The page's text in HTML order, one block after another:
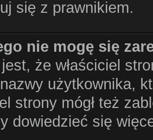
się z prawnikiem.
nie mogę się
że właściciel
nazwy użytkownika,
strony mógł też
dowiedzieć się